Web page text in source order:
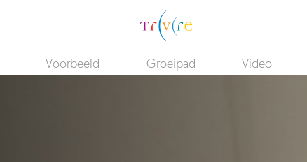
Mutatieopzichter
Voorbeeld Groeipad Video